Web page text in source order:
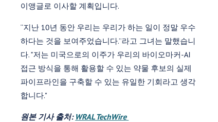
이앵글로 이사할 계획입니다.
“지난 10년 동안 우리는 우리가 하는 일이 정말 우수
하다는 것을 보여주었습니다.”라고 그녀는 말했습니
다. "저는 미국으로의 이주가 우리의 바이오마커-AI
접근 방식을 통해 활용할 수 있는 약물 후보의 실제
파이프라인을 구축할 수 있는 유일한 기회라고 생각
합니다."
원본 기사 출처: WRAL TechWire